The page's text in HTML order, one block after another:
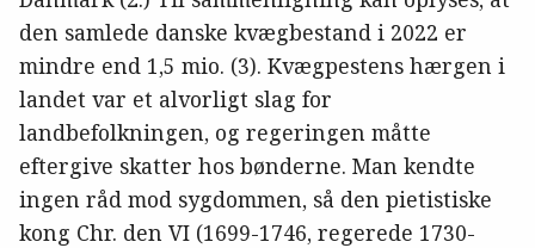
den samlede danske kvægbestand i 2022 er
mindre end 1,5 mio. (3). Kvægpestens hærgen i
landet var et alvorligt slag for
landbefolkningen, og regeringen måtte
eftergive skatter hos bønderne. Man kendte
ingen råd mod sygdommen, så den pietistiske
kong Chr. den VI (1699-1746, regerede 1730-